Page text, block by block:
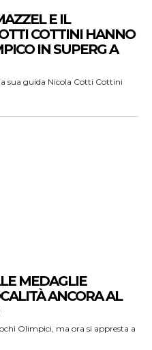
E IL
COTTINI HANNO
IN SUPERG A
sua guida Nicola Cotti Cottini
MEDAGLIE
ANCORA AL
Olimpici, ma ora si appresta a